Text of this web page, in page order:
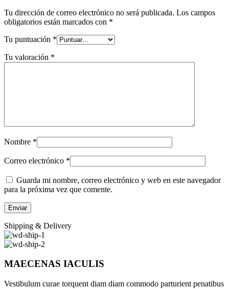
Tu dirección de correo electrónico no será publicada. Los campos
obligatorios están marcados con *
Tu puntuación *
Tu valoración *
Nombre *
Correo electrónico *
Guarda mi nombre, correo electrónico y web en este navegador
para la próxima vez que comente.
Shipping & Delivery
MAECENAS IACULIS
Vestibulum curae torquent diam diam commodo parturient penatibus